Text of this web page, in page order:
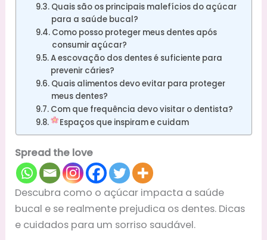
Quais são os principais malefícios do açúcar
para a saúde bucal?
Como posso proteger meus dentes após
consumir açúcar?
A escovação dos dentes é suficiente para
prevenir cáries?
Quais alimentos devo evitar para proteger
meus dentes?
Com que frequência devo visitar o dentista?
Espaços que inspiram e cuidam
Spread the love
Descubra como o açúcar impacta a saúde
bucal e se realmente prejudica os dentes. Dicas
e cuidados para um sorriso saudável.